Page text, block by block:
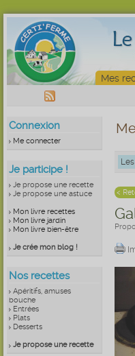
Mes
Connexion
Me connecter
Je participe !
Je propose une recette
Je propose une astuce
Mon livre recettes
Mon livre jardin
Mon livre bien-être
Je crée mon blog !
Nos recettes
Apéritifs, amuses
bouche
Entrées
Plats
Desserts
Je propose une recette
<